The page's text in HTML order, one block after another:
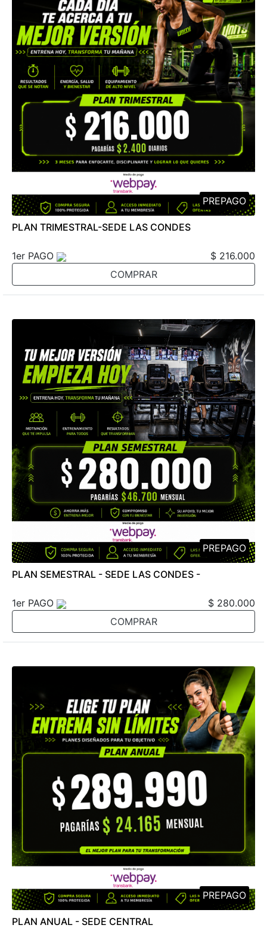
PREPAGO
PLAN TRIMESTRAL-SEDE LAS CONDES
1er PAGO
$ 216.000
COMPRAR
PREPAGO
PLAN SEMESTRAL - SEDE LAS CONDES -
1er PAGO
$ 280.000
COMPRAR
PREPAGO
PLAN ANUAL - SEDE CENTRAL